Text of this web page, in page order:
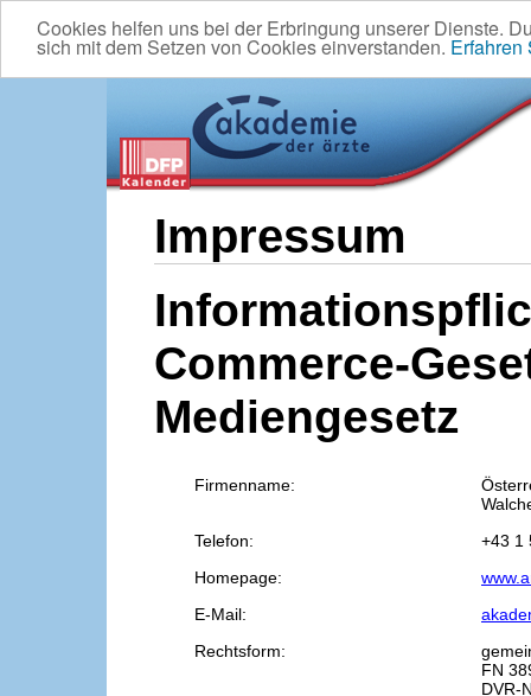
Cookies helfen uns bei der Erbringung unserer Dienste.
sich mit dem Setzen von Cookies einverstanden. Erfahren
Impressum
Commerce-
Mediengesetz
Firmenname:
Telefon:
+43 1
Homepage:
E-Mail:
Rechtsform:
FN
DVR-